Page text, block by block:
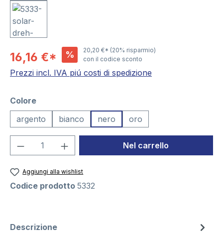
16,16 €* % 20,20 €* (20% risparmio)
con il codice sconto
Prezzi incl. IVA piú costi di spedizione
Seleziona
Colore
argento
bianco nero oro
Quantità del prodotto: inserisci la
Nel carrello
Aggiungi alla wishlist
Codice prodotto 5332
Descrizione